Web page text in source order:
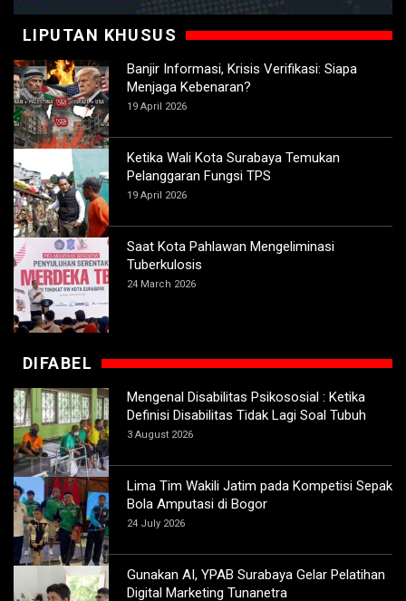
LIPUTAN KHUSUS
Banjir Informasi, Krisis Verifikasi: Siapa
Menjaga Kebenaran?
19 April 2026
Ketika Wali Kota Surabaya Temukan
Pelanggaran Fungsi TPS
19 April 2026
Saat Kota Pahlawan Mengeliminasi
Tuberkulosis
24 March 2026
DIFABEL
Mengenal Disabilitas Psikososial : Ketika
Definisi Disabilitas Tidak Lagi Soal Tubuh
3 August 2026
Lima Tim Wakili Jatim pada Kompetisi Sepak
Bola Amputasi di Bogor
24 July 2026
Gunakan AI, YPAB Surabaya Gelar Pelatihan
Digital Marketing Tunanetra